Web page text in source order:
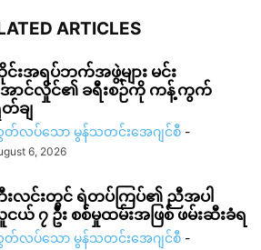
ARTICLES
းအရပ်ဘက်အဖွဲ့များ မင်း
ောင်လှိုင်၏ ခရီးစဉ်ကို ကန့်ကွက်
ချ
လပ်သော မွန်သတင်းအေဂျင်စီ -
6, 2026
လင်းတွင် ရဲတပ်ကြပ်၏ ညီအပါ
ယ် ၇ ဦး စစ်မှုထမ်းအဖြစ် ဖမ်းဆီးခံရ
လပ်သော မွန်သတင်းအေဂျင်စီ -